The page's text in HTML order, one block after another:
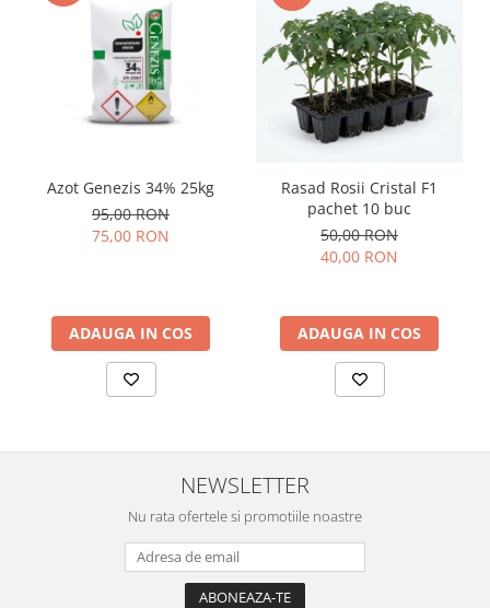
Azot Genezis 34% 25kg
95,00 RON
75,00 RON
ADAUGA IN COS
Rasad Rosii Cristal F1
pachet 10 buc
50,00 RON
40,00 RON
ADAUGA IN COS
NEWSLETTER
Nu rata ofertele si promotiile noastre